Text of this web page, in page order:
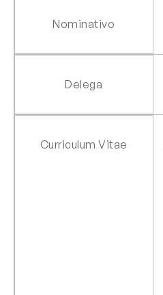
Nominativo
Delega
Curriculum Vitae